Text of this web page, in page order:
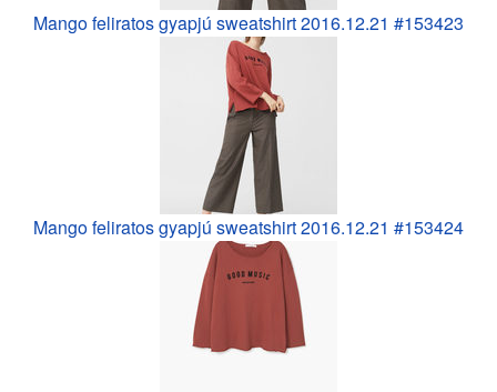
Mango feliratos gyapjú sweatshirt 2016.12.21 #153423
Mango feliratos gyapjú sweatshirt 2016.12.21 #153424